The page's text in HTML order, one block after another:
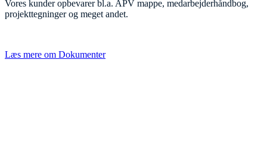
Vores kunder opbevarer bl.a. APV mappe, medarbejderhåndbog,
projekttegninger og meget andet.
Læs mere om Dokumenter